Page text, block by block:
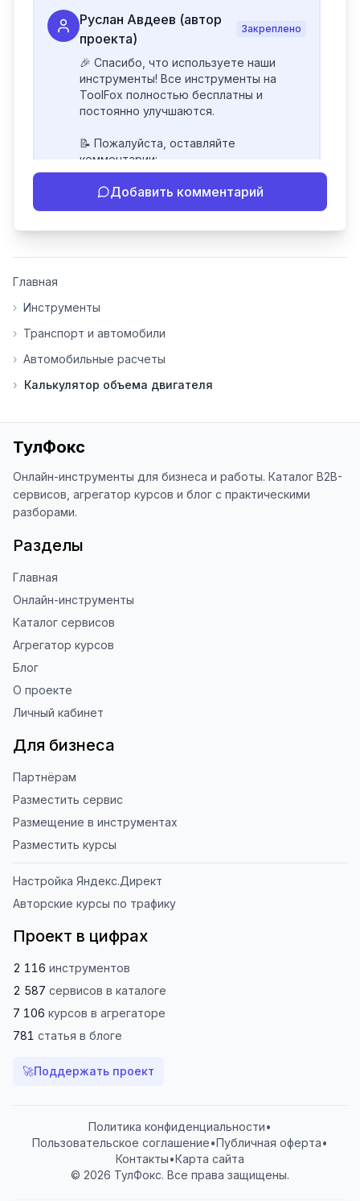
Руслан Авдеев (автор
проекта)
Закреплено
🎉 Спасибо, что используете наши
инструменты! Все инструменты на
ToolFox полностью бесплатны и
постоянно улучшаются.
📝 Пожалуйста, оставляйте
комментарии:
- Если инструмент работает
некорректно
инструменты нуждаются в доработке.
основе вашей обратной связи.
⭐ Если вам нравится ToolFox — буду
благодарен за отзыв о сайте в
наши инструменты!
Благодарю за доверие и
использование ToolFox! 🚀
Добавить комментарий
Главная
› Инструменты
› Транспорт и автомобили
› Автомобильные расчеты
› Калькулятор объема двигателя
ТулФокс
Онлайн-инструменты для бизнеса и работы. Каталог B2B-
сервисов, агрегатор курсов и блог с практическими
разборами.
Разделы
Главная
Онлайн-инструменты
Каталог сервисов
Агрегатор курсов
Блог
О проекте
Личный кабинет
Для бизнеса
Партнёрам
Разместить сервис
Размещение в инструментах
Разместить курсы
Настройка Яндекс.Директ
Авторские курсы по трафику
Проект в цифрах
2 116 инструментов
2 587 сервисов в каталоге
7 106 курсов в агрегаторе
781 статья в блоге
🚀Поддержать проект
Политика конфиденциальности•
Пользовательское соглашение•Публичная оферта•
Контакты•Карта сайта
© 2026 ТулФокс. Все права защищены.